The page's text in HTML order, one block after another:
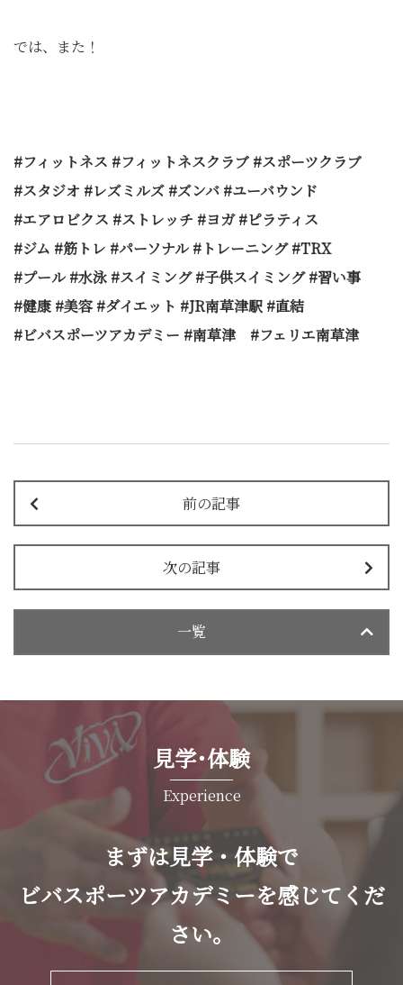
では、また！
#フィットネス #フィットネスクラブ #スポーツクラブ
#スタジオ #レズミルズ #ズンバ #ユーバウンド
#エアロビクス #ストレッチ #ヨガ #ピラティス
#ジム #筋トレ #パーソナル #トレーニング #TRX
#プール #水泳 #スイミング #子供スイミング #習い事
#健康 #美容 #ダイエット #JR南草津駅 #直結
#ビバスポーツアカデミー #南草津 #フェリエ南草津
前の記事
次の記事
一覧
見学･体験
Experience
まずは見学・体験で
ビバスポーツアカデミーを感じてくだ
さい。